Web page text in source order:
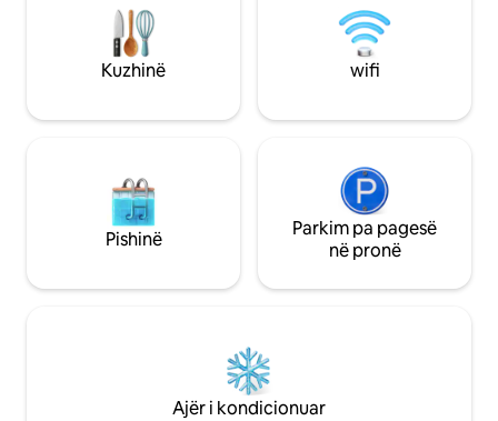
Asheville 33 minuta Shtegu Appalachian
14 minuta Mars Hill 17 minuta Burnsville
internetit:
Kuzhinë wifi
Pishinë
Parkim pa pagesë
në pronë
Ajër i kondicionuar